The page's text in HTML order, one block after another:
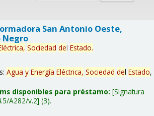
San Antonio Oeste,
Negro
Sociedad del Estado.
Agua y Energía Eléctrica, Sociedad del Estado,
disponibles para préstamo: Signatura
A282/v.2 (3).